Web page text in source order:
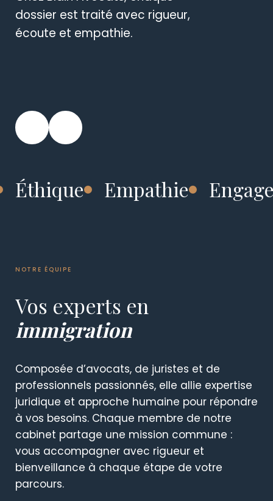
dossier est traité avec rigueur,
écoute et empathie.
Éthique Empathie
NOTRE ÉQUIPE
Vos experts en
immigration
Composée d’avocats, de juristes et de
professionnels passionnés, elle allie expertise
juridique et approche humaine pour répondre
à vos besoins. Chaque membre de notre
cabinet partage une mission commune :
vous accompagner avec rigueur et
bienveillance à chaque étape de votre
parcours.